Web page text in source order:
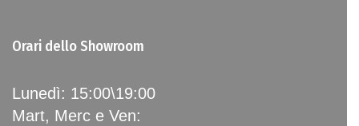
Orari dello Showroom
Lunedì: 15:00\19:00
Mart, Merc e Ven: